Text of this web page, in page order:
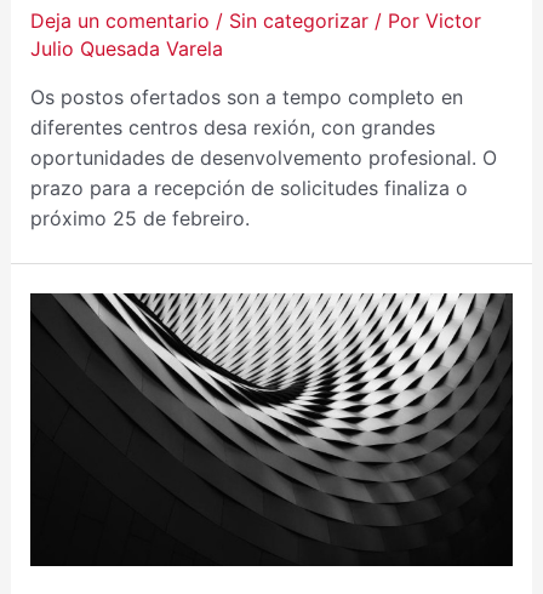
Deja un comentario / Sin categorizar/ Por Victor
Julio Quesada Varela
Os postos ofertados son a tempo completo en
diferentes centros desa rexión, con grandes
oportunidades de desenvolvemento profesional. O
prazo para a recepción de solicitudes finaliza o
próximo 25 de febreiro.
VÍAS
DE
ACCESO
“EXTRAORDINARIAS”
A
PLAZAS
DE